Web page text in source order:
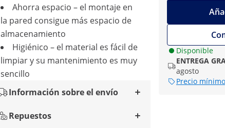
Disponible
ENTREGA
agosto
Precio
Ahorra espacio – el montaje en
la pared consigue más espacio de
almacenamiento
Higiénico – el material es fácil de
limpiar y su mantenimiento es muy
sencillo
Información sobre el envío
Repuestos